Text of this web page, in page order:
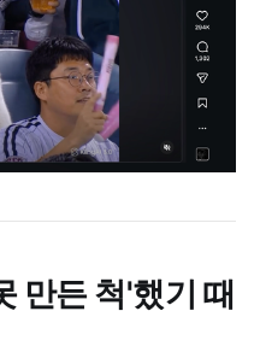
만든 척'했기 때